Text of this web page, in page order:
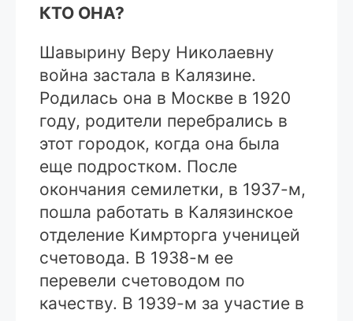
КТО ОНА?
Шавырину Веру Николаевну
война застала в Калязине.
Родилась она в Москве в 1920
году, родители перебрались в
этот городок, когда она была
еще подростком. После
окончания семилетки, в 1937-м,
пошла работать в Калязинское
отделение Кимрторга ученицей
счетовода. В 1938-м ее
перевели счетоводом по
качеству. В 1939-м за участие в